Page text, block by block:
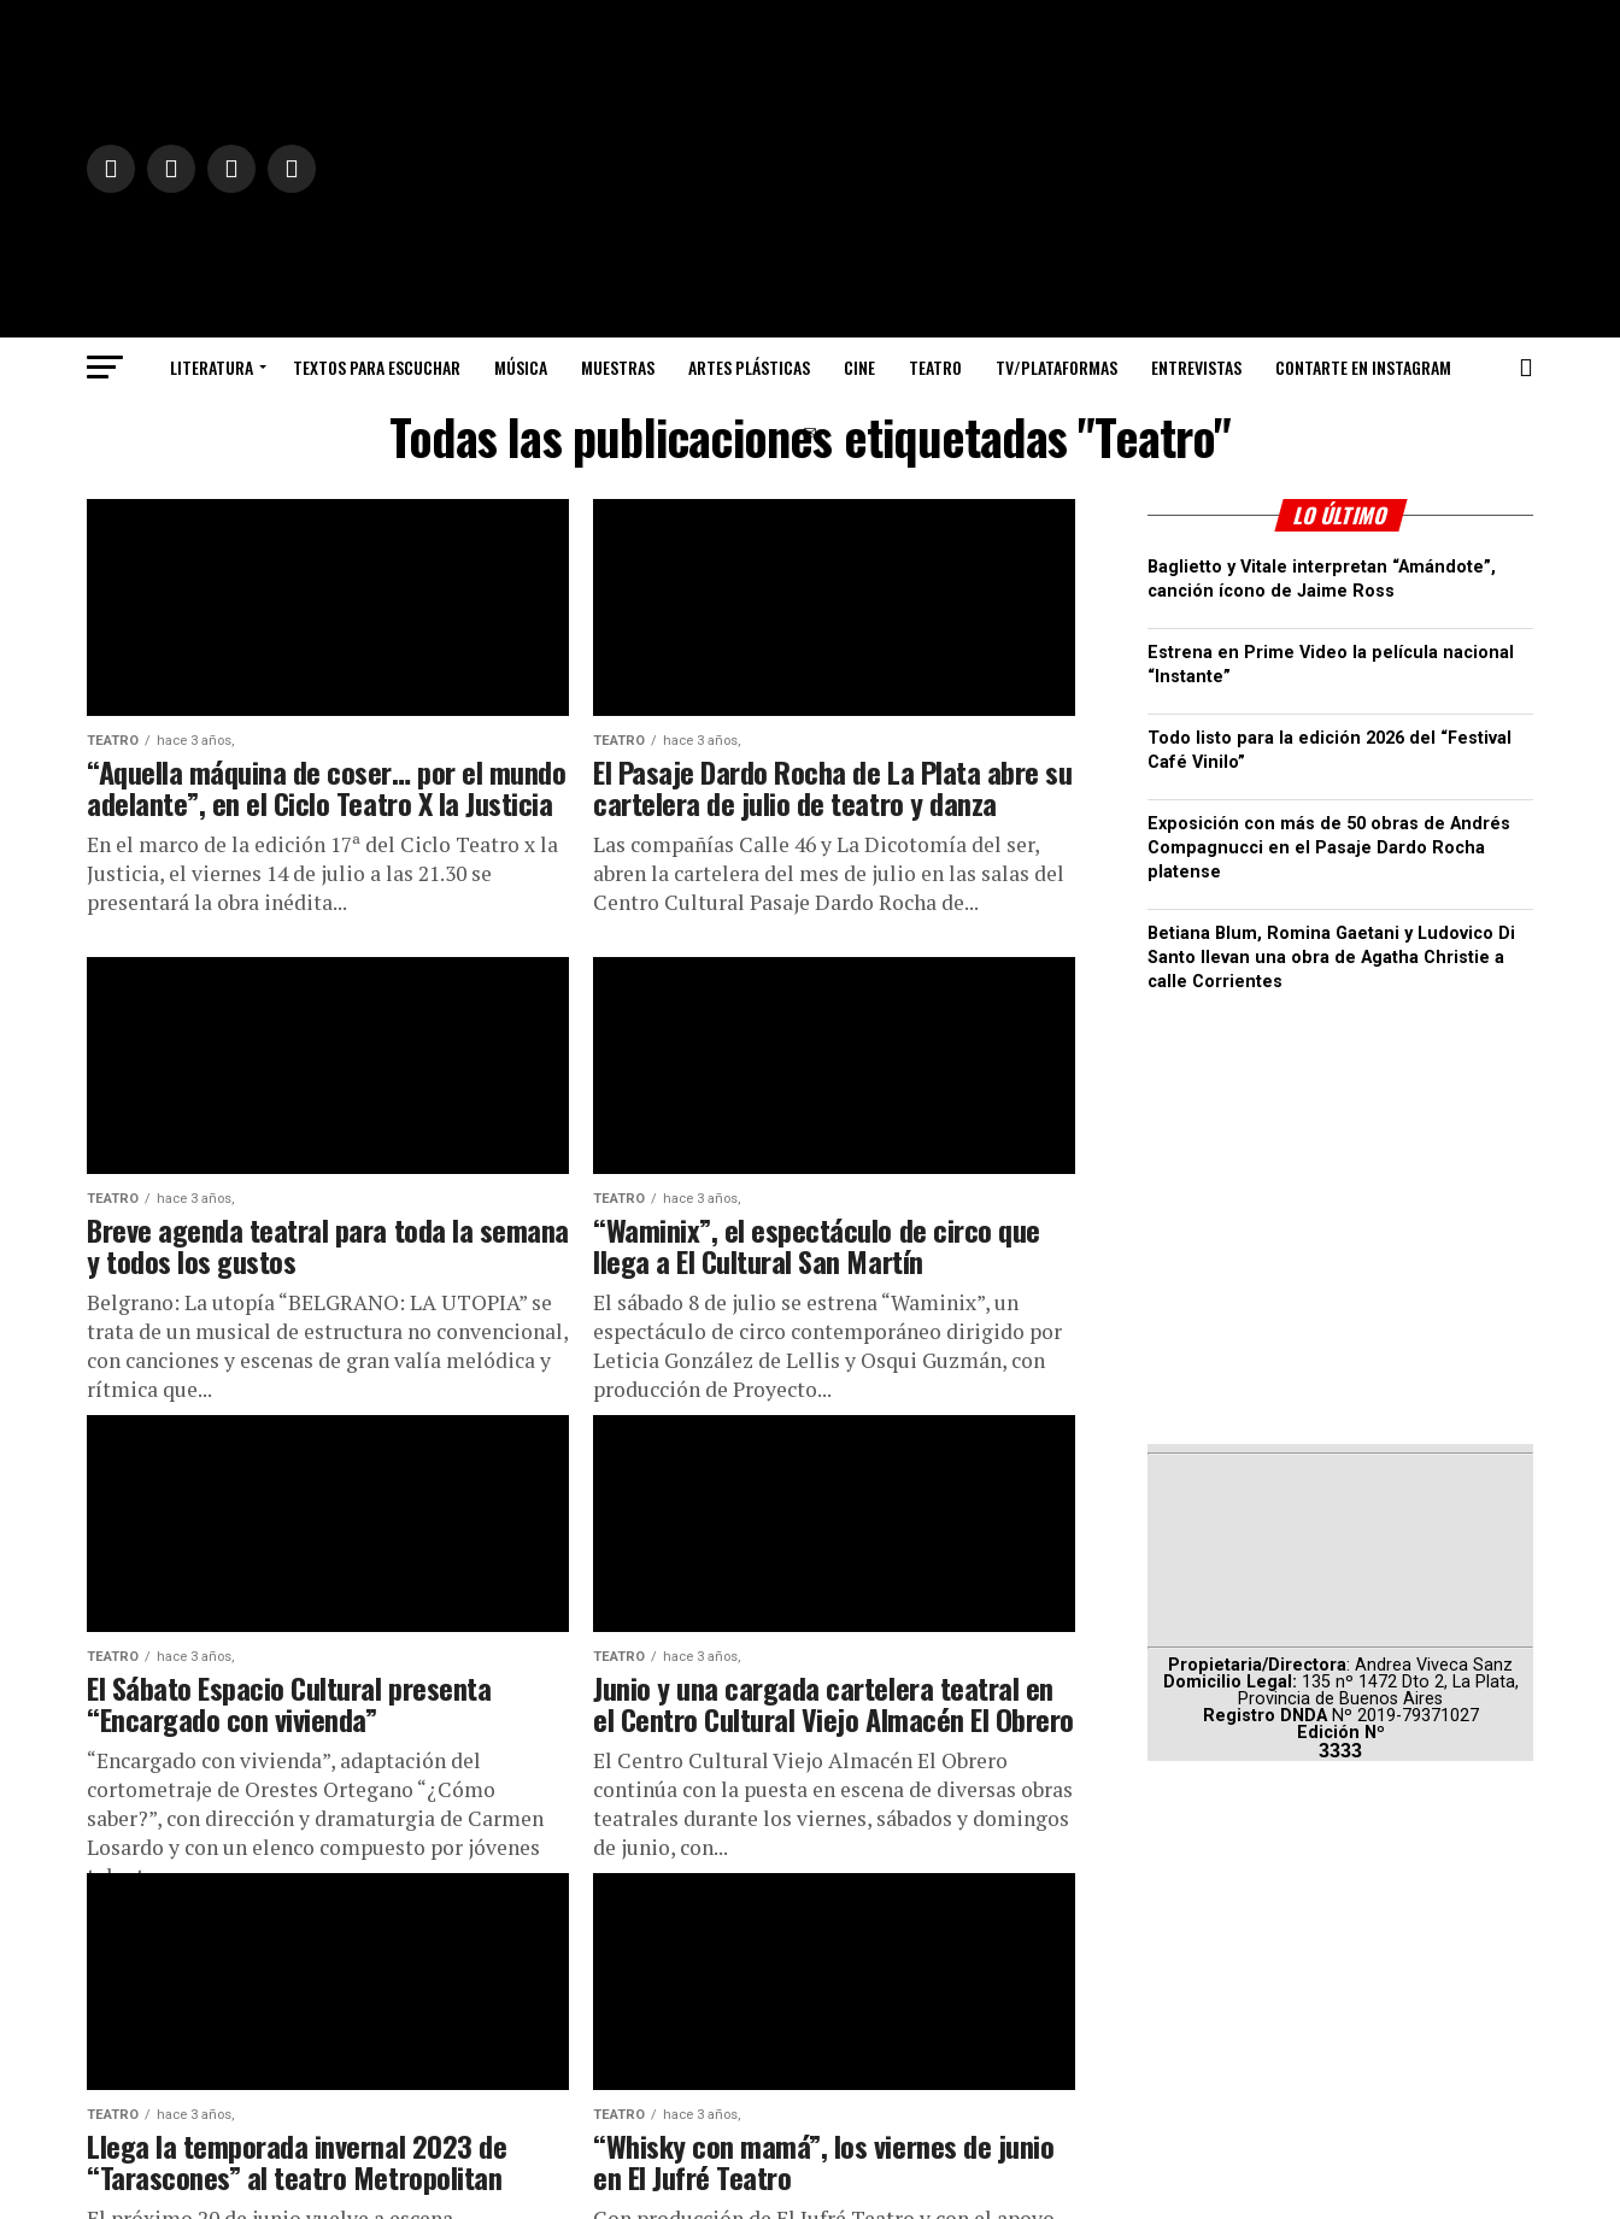
LITERATURA TEXTOS PARA ESCUCHAR MÚSICA MUESTRAS ARTES PLÁSTICAS CINE TEATRO TV/PLATAFORMAS ENTREVISTAS CONTARTE EN INSTAGRAM
✉
Todas las publicaciones etiquetadas "Teatro"
TEATRO hace 3 años,
“Aquella máquina de coser… por el mundo
adelante”, en el Ciclo Teatro X la Justicia
En el marco de la edición 17ª del Ciclo Teatro x la
Justicia, el viernes 14 de julio a las 21.30 se
presentará la obra inédita...
TEATRO hace 3 años,
El Pasaje Dardo Rocha de La Plata abre su
cartelera de julio de teatro y danza
Las compañías Calle 46 y La Dicotomía del ser,
abren la cartelera del mes de julio en las salas del
Centro Cultural Pasaje Dardo Rocha de...
TEATRO hace 3 años,
Breve agenda teatral para toda la semana
y todos los gustos
Belgrano: La utopía “BELGRANO: LA UTOPIA” se
trata de un musical de estructura no convencional,
con canciones y escenas de gran valía melódica y
rítmica que...
TEATRO hace 3 años,
“Waminix”, el espectáculo de circo que
llega a El Cultural San Martín
El sábado 8 de julio se estrena “Waminix”, un
espectáculo de circo contemporáneo dirigido por
Leticia González de Lellis y Osqui Guzmán, con
producción de Proyecto...
TEATRO hace 3 años,
El Sábato Espacio Cultural presenta
“Encargado con vivienda”
“Encargado con vivienda”, adaptación del
cortometraje de Orestes Ortegano “¿Cómo
saber?”, con dirección y dramaturgia de Carmen
Losardo y con un elenco compuesto por jóvenes
talentos...
TEATRO hace 3 años,
Junio y una cargada cartelera teatral en
el Centro Cultural Viejo Almacén El Obrero
El Centro Cultural Viejo Almacén El Obrero
continúa con la puesta en escena de diversas obras
teatrales durante los viernes, sábados y domingos
de junio, con...
TEATRO hace 3 años,
Llega la temporada invernal 2023 de
“Tarascones” al teatro Metropolitan
TEATRO hace 3 años,
“Whisky con mamá”, los viernes de junio
en El Jufré Teatro
LO ÚLTIMO
Baglietto y Vitale interpretan “Amándote”,
canción ícono de Jaime Ross
Estrena en Prime Video la película nacional
“Instante”
Todo listo para la edición 2026 del “Festival
Café Vinilo”
Exposición con más de 50 obras de Andrés
Compagnucci en el Pasaje Dardo Rocha
platense
Betiana Blum, Romina Gaetani y Ludovico Di
Santo llevan una obra de Agatha Christie a
calle Corrientes
Propietaria/Directora: Andrea Viveca Sanz
Domicilio Legal: 135 nº 1472 Dto 2, La Plata,
Provincia de Buenos Aires
Registro DNDA Nº 2019-79371027
Edición Nº
3333